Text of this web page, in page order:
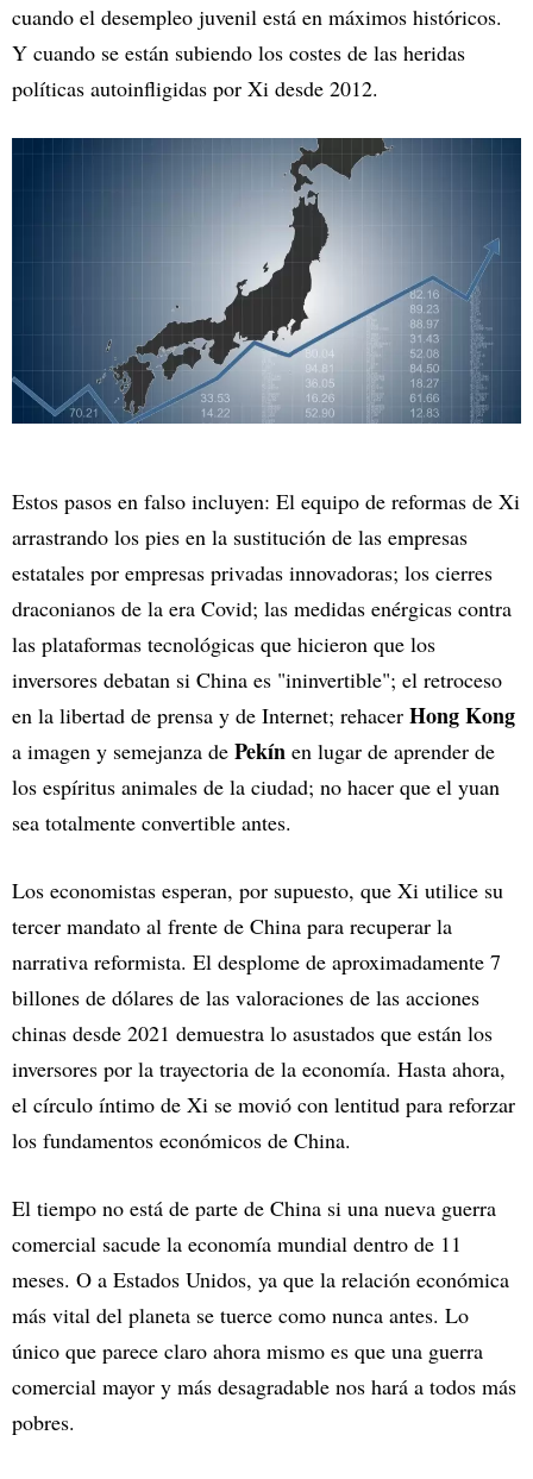
cuando el desempleo juvenil está en máximos históricos.
Y cuando se están subiendo los costes de las heridas
políticas autoinfligidas por Xi desde 2012.
Estos pasos en falso incluyen: El equipo de reformas de Xi
arrastrando los pies en la sustitución de las empresas
estatales por empresas privadas innovadoras; los cierres
draconianos de la era Covid; las medidas enérgicas contra
las plataformas tecnológicas que hicieron que los
inversores debatan si China es "ininvertible"; el retroceso
en la libertad de prensa y de Internet; rehacer Hong Kong
a imagen y semejanza de Pekín en lugar de aprender de
los espíritus animales de la ciudad; no hacer que el yuan
sea totalmente convertible antes.
Los economistas esperan, por supuesto, que Xi utilice su
tercer mandato al frente de China para recuperar la
narrativa reformista. El desplome de aproximadamente 7
billones de dólares de las valoraciones de las acciones
chinas desde 2021 demuestra lo asustados que están los
inversores por la trayectoria de la economía. Hasta ahora,
el círculo íntimo de Xi se movió con lentitud para reforzar
los fundamentos económicos de China.
El tiempo no está de parte de China si una nueva guerra
comercial sacude la economía mundial dentro de 11
meses. O a Estados Unidos, ya que la relación económica
más vital del planeta se tuerce como nunca antes. Lo
único que parece claro ahora mismo es que una guerra
comercial mayor y más desagradable nos hará a todos más
pobres.